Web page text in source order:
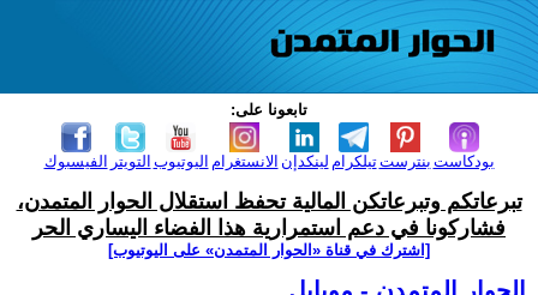
تابعونا على:
الفيسبوك التويتر اليوتيوب الانستغرام لينكدإن تيلكرامبنترست بودكاست
تبرعاتكم وتبرعاتكن المالية تحفظ استقلال الحوار المتمدن،
فشاركونا في دعم استمرارية هذا الفضاء اليساري الحر
[اشترك في قناة ‫«الحوار المتمدن» على اليوتيوب]